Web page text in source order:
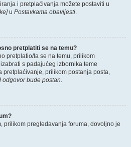
i pretplaćivanja možete postaviti u
u Postavkama obavijesti.
pretplatiti se na temu?
pretplatio/la se na temu, prilikom
s padajućeg izbornika teme
pretplaćivanje, prilikom postanja posta,
odgovor bude postan.
prilikom pregledavanja foruma, dovoljno je